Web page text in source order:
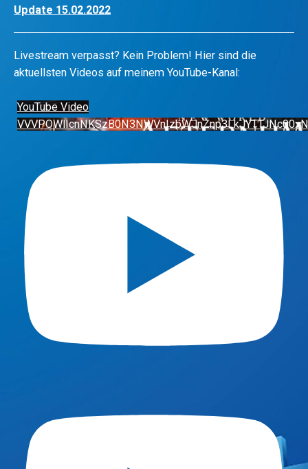
Update 15.02.2022
Livestream verpasst? Kein Problem! Hier sind die
aktuellsten Videos auf meinem YouTube-Kanal:
YouTube Video